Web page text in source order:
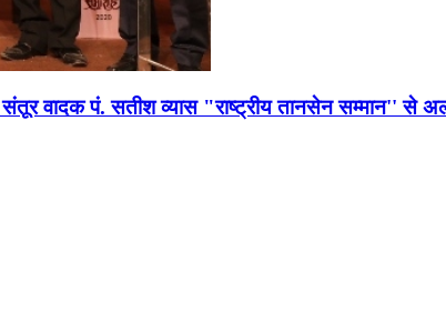
वादक पं. सतीश व्यास "राष्ट्रीय तानसेन सम्मान'' से